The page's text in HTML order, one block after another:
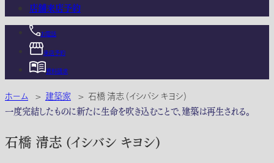
店舗来店予約
お電話
来店予約
資料請求
ホーム > 建築家 > 石橋 清志 (イシバシ キヨシ)
一度完結したものに新たに生命を吹き込むことで、建築は再生される。
石橋 清志 (イシバシ キヨシ)